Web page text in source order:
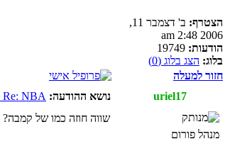
הצטרף:
ב' דצמבר 11,
2006 2:48 am
הודעות:
בלוג: הצג בלוג (0)
חזור למעלה
uriel17
נושא ההודעה: Re: NBA לראשון
מנהל פורום
שווה חוזה כמו של קמבה?